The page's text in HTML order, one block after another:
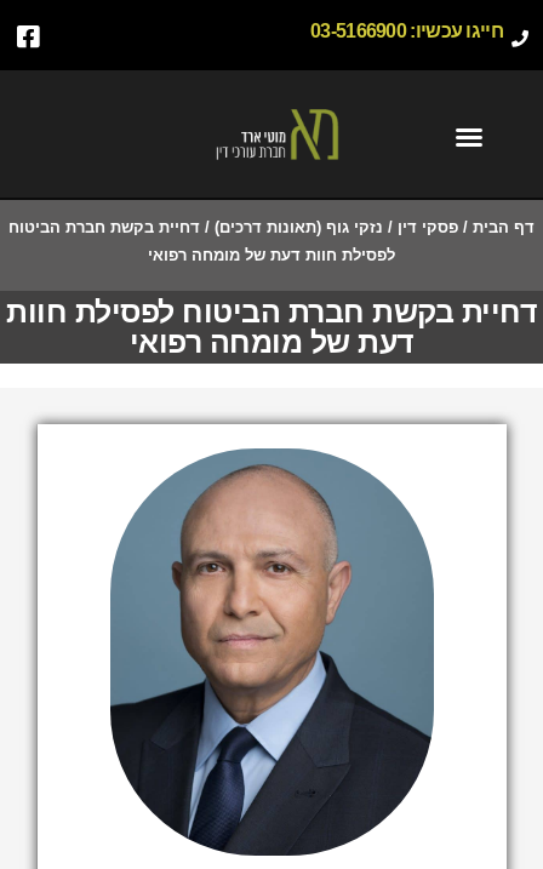
חייגו עכשיו:03-5166900
דף הבית / פסקי דין / נזקי גוף (תאונות דרכים) / דחיית בקשת חברת הביטוח
לפסילת חוות דעת של מומחה רפואי
דחיית בקשת חברת הביטוח לפסילת חוות
דעת של מומחה רפואי